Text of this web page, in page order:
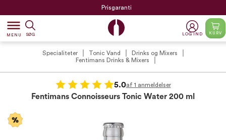
Prisgaranti
dehaze
MENU SØG LOG IND KURV
Specialiteter Tonic Vand
Drinks og Mixers
Fentimans Drinks & Mixers
5.0af 1 anmeldelser
Fentimans Connoisseurs Tonic Water 200 ml